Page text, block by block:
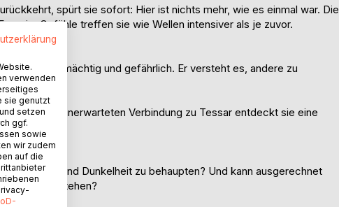
spürt sie sofort: Hier ist nichts mehr, wie es einmal war. Die
Gefühle treffen sie wie Wellen intensiver als je zuvor.
mächtig und gefährlich. Er versteht es, andere zu
wenden.
und einer unerwarteten Verbindung zu Tessar entdeckt sie eine
und Dunkelheit zu behaupten? Und kann ausgerechnet
Anfang entstehen?
verwenden
sie genutzt
setzen
ggf.
sowie
wir zudem
auf die